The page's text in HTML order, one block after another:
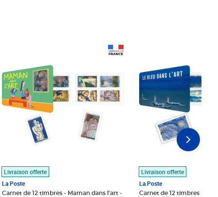
Livraison offerte
La Poste
Carnet de 12 timbres - Maman dans l'art -
Livraison offerte
La Poste
Carnet de 12 timbres - Le